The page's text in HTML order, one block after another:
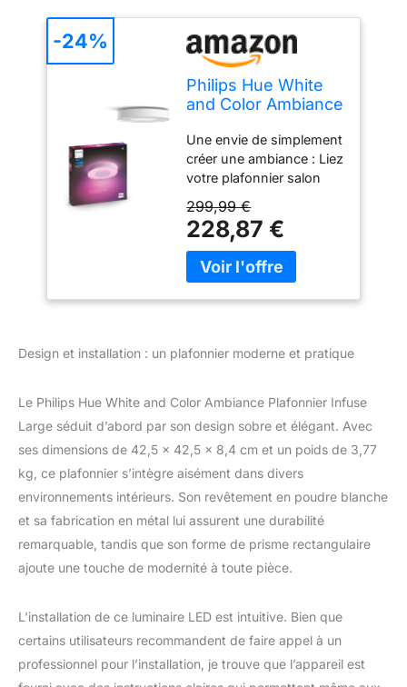
Philips Hue White
and Color Ambiance
Large, Blanc,
Plafonnier led avec
Bluetooth,
Luminaire Philips
compatible avec
Alexa, Google
Assistant et Apple
Homekit
Une envie de simplement
créer une ambiance : Liez
votre plafonnier salon
contrôle Philips Hue
Bluetooth et
personnalisez votre
ambiance grce aux 16
connectée en
avec votre plafonnier
Philips et bénéficiez
d'une expérience
optimale Ajoutez le pont
Hue (non fourni) et
étendez votre
écosystème en
connectant jusqu'à 50
points d'éclairage tout en
fonctionnalités
supplémentaires (gestion
synchronisation avec les
299,99 €
228,87 €
-24%
Design et installation : un plafonnier moderne et pratique
Le Philips Hue White and Color Ambiance Plafonnier Infuse
Large séduit d’abord par son design sobre et élégant. Avec
ses dimensions de 42,5 x 42,5 x 8,4 cm et un poids de 3,77
kg, ce plafonnier s’intègre aisément dans divers
environnements intérieurs. Son revêtement en poudre blanche
et sa fabrication en métal lui assurent une durabilité
remarquable, tandis que son forme de prisme rectangulaire
ajoute une touche de modernité à toute pièce.
L’installation de ce luminaire LED est intuitive. Bien que
certains utilisateurs recommandent de faire appel à un
professionnel pour l’installation, je trouve que l’appareil est